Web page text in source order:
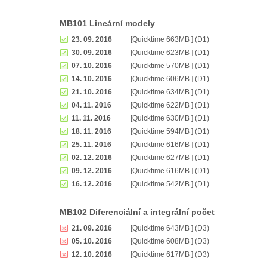
MB101 Lineární modely
23. 09. 2016
[Quicktime 663MB ] (D1)
30. 09. 2016
[Quicktime 623MB ] (D1)
07. 10. 2016
[Quicktime 570MB ] (D1)
14. 10. 2016
[Quicktime 606MB ] (D1)
21. 10. 2016
[Quicktime 634MB ] (D1)
04. 11. 2016
[Quicktime 622MB ] (D1)
11. 11. 2016
[Quicktime 630MB ] (D1)
18. 11. 2016
[Quicktime 594MB ] (D1)
25. 11. 2016
[Quicktime 616MB ] (D1)
02. 12. 2016
[Quicktime 627MB ] (D1)
09. 12. 2016
[Quicktime 616MB ] (D1)
16. 12. 2016
[Quicktime 542MB ] (D1)
MB102 Diferenciální a integrální počet
21. 09. 2016
[Quicktime 643MB ] (D3)
05. 10. 2016
[Quicktime 608MB ] (D3)
12. 10. 2016
[Quicktime 617MB ] (D3)